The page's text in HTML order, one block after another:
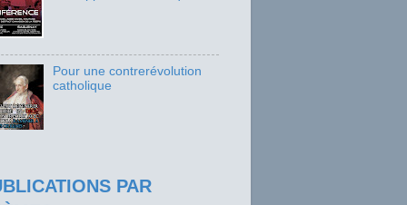
Pour une contrerévolution
catholique
PAR